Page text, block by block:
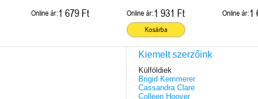
Online ár:1 679 Ft Online ár:1 931 Ft
Kosárba
Online ár:1
Kiemelt szerzőink
Külföldiek
Brigid Kemmerer
Cassandra Clare
Colleen Hoover